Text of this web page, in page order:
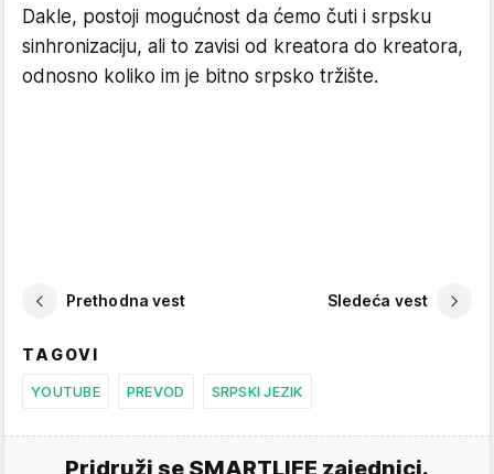
Dakle, postoji mogućnost da ćemo čuti i srpsku
sinhronizaciju, ali to zavisi od kreatora do kreatora,
odnosno koliko im je bitno srpsko tržište.
Prethodna vest Sledeća vest
TAGOVI
YOUTUBE PREVOD SRPSKI JEZIK
Pridruži se SMARTLIFE zajednici.